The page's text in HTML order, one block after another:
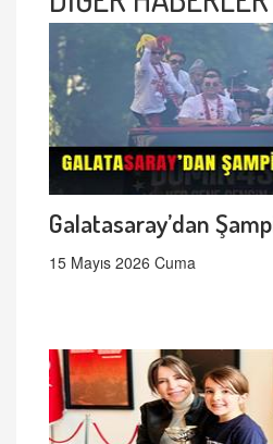
Galatasaray’dan
15 Mayıs 2026 Cuma